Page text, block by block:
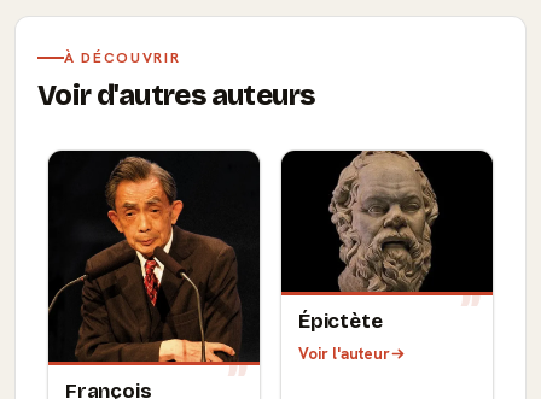
À DÉCOUVRIR
Voir d'autres auteurs
François
Épictète
Voir l'auteur